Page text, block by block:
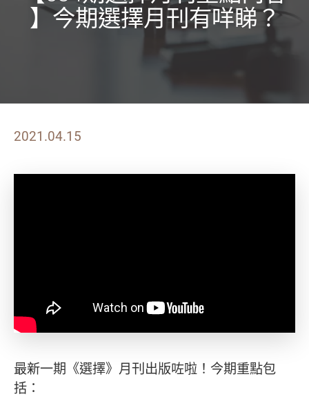
】今期選擇月刊有咩睇？
2021.04.15
最新一期《選擇》月刊出版咗啦！今期重點包
括：